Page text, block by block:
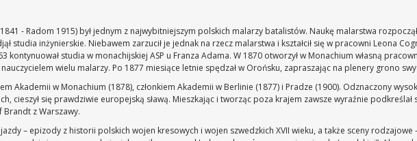
- Radom 1915) był jednym z najwybitniejszym polskich malarzy batalistów. Naukę malarstwa
studia inżynierskie. Niebawem zarzucił je jednak na rzecz malarstwa i kształcił się w pracowni Leona
kontynuował studia w monachijskiej ASP u Franza Adama. W 1870 otworzył w Monachium własną
wielu malarzy. Po 1877 miesiące letnie spędzał w Orońsku, zapraszając na plenery grono
Akademii w Monachium (1878), członkiem Akademii w Berlinie (1877) i Pradze (1900). Odznaczony
cieszył się prawdziwie europejską sławą. Mieszkając i tworząc poza krajem zawsze wyraźnie
z Warszawy.
– epizody z historii polskich wojen kresowych i wojen szwedzkich XVII wieku, a także sceny